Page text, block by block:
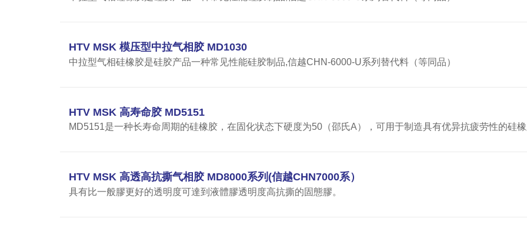
HTV MSK 模压型中拉气相胶 MD1030
中拉型气相硅橡胶是硅胶产品一种常见性能硅胶制品,信越CHN-6000-U系列替代料（等同品）
HTV MSK 高寿命胶 MD5151
MD5151是一种长寿命周期的硅橡胶，在固化状态下硬度为50（邵氏A），可用于制造具有优异抗疲劳性的硅橡
HTV MSK 高透高抗撕气相胶 MD8000系列(信越CHN7000系）
具有比一般膠更好的透明度可達到液體膠透明度高抗撕的固態膠。